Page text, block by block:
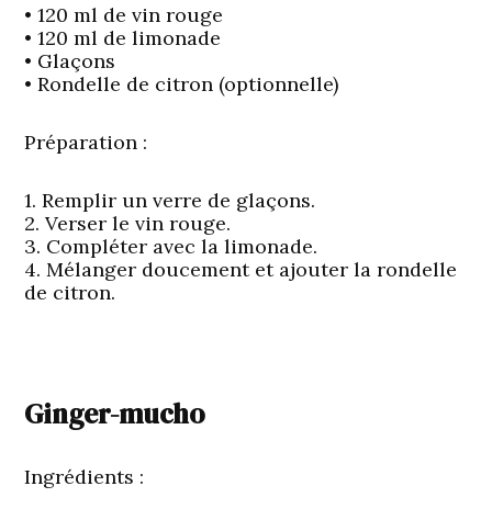
• 120 ml de vin rouge
• 120 ml de limonade
• Glaçons
• Rondelle de citron (optionnelle)
Préparation :
1. Remplir un verre de glaçons.
2. Verser le vin rouge.
3. Compléter avec la limonade.
4. Mélanger doucement et ajouter la rondelle
de citron.
Ginger-mucho
Ingrédients :